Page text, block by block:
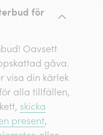
för
Oavsett
gåva.
visa din kärlek
alla tillfällen,
skicka
present,